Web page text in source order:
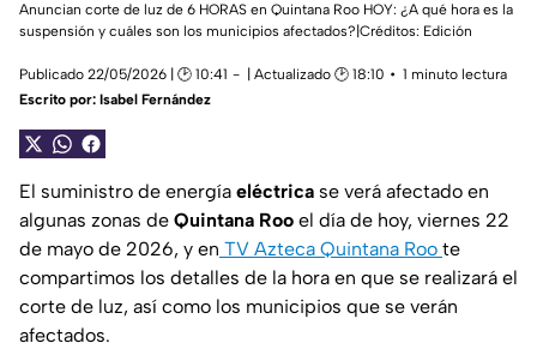
Anuncian corte de luz de 6 HORAS en Quintana Roo HOY: ¿A qué hora es la
suspensión y cuáles son los municipios afectados?|Créditos: Edición
Publicado 22/05/2026 | 🕑 10:41 | Actualizado 🕑 18:10
1 minuto lectura
Escrito por: Isabel Fernández
El suministro de energía eléctrica se verá afectado en
algunas zonas de Quintana Roo el día de hoy, viernes 22
de mayo de 2026, y en TV Azteca Quintana Roo te
compartimos los detalles de la hora en que se realizará el
corte de luz, así como los municipios que se verán
afectados.